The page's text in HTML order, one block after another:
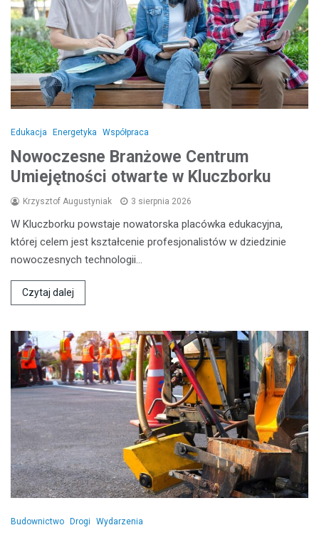
Edukacja Energetyka Współpraca
Nowoczesne Branżowe Centrum
Umiejętności otwarte w Kluczborku
Krzysztof Augustyniak 3 sierpnia 2026
W Kluczborku powstaje nowatorska placówka edukacyjna,
której celem jest kształcenie profesjonalistów w dziedzinie
nowoczesnych technologii…
Czytaj dalej
Budownictwo Drogi Wydarzenia